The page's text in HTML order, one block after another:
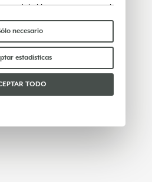
del sitio y no procesan ni
personal con terceros.
consultar nuestra
aceptar:
necesario
estadísticas
TODO